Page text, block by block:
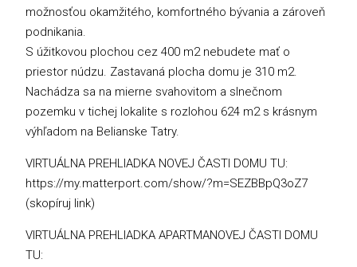
možnosťou okamžitého, komfortného bývania a zároveň
podnikania.
S úžitkovou plochou cez 400 m2 nebudete mať o
priestor núdzu. Zastavaná plocha domu je 310 m2.
Nachádza sa na mierne svahovitom a slnečnom
pozemku v tichej lokalite s rozlohou 624 m2 s krásnym
výhľadom na Belianske Tatry.
VIRTUÁLNA PREHLIADKA NOVEJ ČASTI DOMU TU:
https://my.matterport.com/show/?m=SEZBBpQ3oZ7
(skopíruj link)
VIRTUÁLNA PREHLIADKA APARTMANOVEJ ČASTI DOMU
TU: